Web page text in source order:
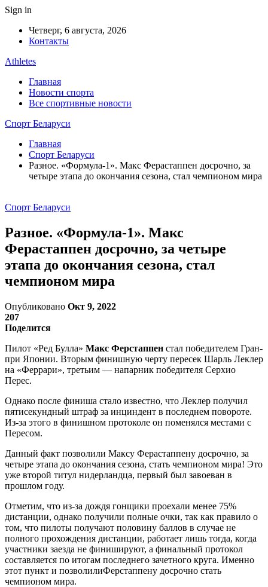
Sign in
Четверг, 6 августа, 2026
Контакты
Athletes
Главная
Новости спорта
Все спортивные новости
Спорт Беларуси
Главная
Спорт Беларуси
Разное. «Формула-1». Макс Ферастаппен досрочно, за
четыре этапа до окончания сезона, стал чемпионом мира
Спорт Беларуси
Разное. «Формула-1». Макс
Ферастаппен досрочно, за четыре
этапа до окончания сезона, стал
чемпионом мира
Опубликовано Окт 9, 2022
207
Поделится
Пилот «Ред Булла» Макс Ферстаппен стал победителем Гран-
при Японии. Вторым финишную черту пересек Шарль Леклер
на «Феррари», третьим — напарник победителя Серхио
Перес.
Однако после финиша стало известно, что Леклер получил
пятисекундный штраф за инциндент в последнем повороте.
Из-за этого в финишном протоколе он поменялся местами с
Пересом.
Данный факт позволили Максу Ферастаппену досрочно, за
четыре этапа до окончания сезона, стать чемпионом мира! Это
уже второй титул нидерландца, первый был завоеван в
прошлом году.
Отметим, что из-за дождя гонщики проехали менее 75%
дистанции, однако получили полные очки, так как правило о
том, что пилоты получают половину баллов в случае не
полного прохождения дистанции, работает лишь тогда, когда
участники заезда не финишируют, а финальный протокол
составляется по итогам последнего зачетного круга. Именно
этот пункт и позволилиФерстаппену досрочно стать
чемпионом мира.